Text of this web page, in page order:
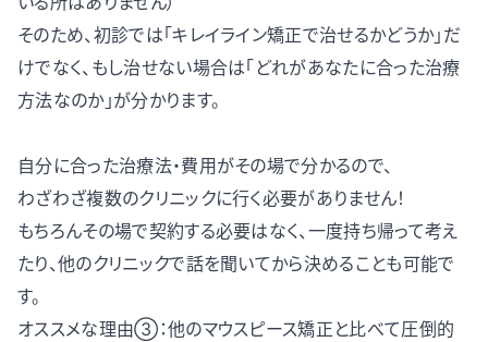
そのため、初診では「キレイライン矯正で治せるかどうか」だ
けでなく、もし治せない場合は「どれがあなたに合った治療
方法なのか」が分かります。
自分に合った治療法・費用がその場で分かるので、
わざわざ複数のクリニックに行く必要がありません！
もちろんその場で契約する必要はなく、一度持ち帰って考え
たり、他のクリニックで話を聞いてから決めることも可能で
す。
オススメな理由③：他のマウスピース矯正と比べて圧倒的